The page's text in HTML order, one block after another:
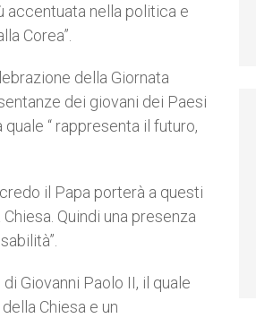
accentuata nella politica e
Corea”.
della Giornata
dei giovani dei Paesi
“ rappresenta il futuro,
il Papa porterà a questi
Quindi una presenza
Giovanni Paolo II, il quale
Chiesa e un